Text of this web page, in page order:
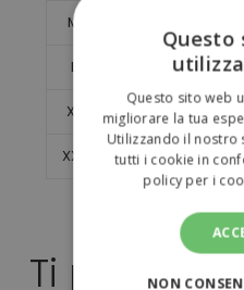
M
L 66
XL 68
XXL 70
Ti
Questo
Questo sito web
migliorare la tua
Utilizzando il nostro
tutti i cookie in
policy per i
NON